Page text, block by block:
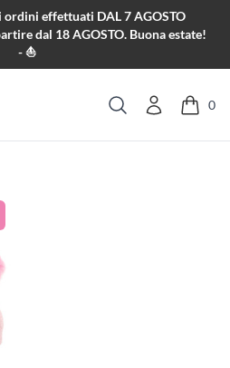
effettuati DAL 7 AGOSTO
dal 18 AGOSTO. Buona estate!
- ⛵
Cerca
0